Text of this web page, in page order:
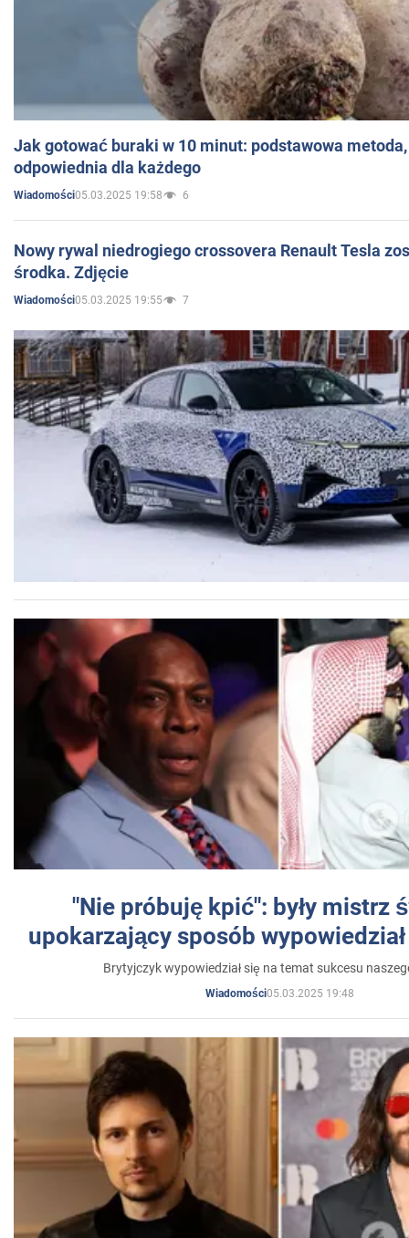
Jak gotować buraki w 10 minut: podstawowa
odpowiednia dla każdego
Wiadomości05.03.2025 19:58 6
Nowy rywal niedrogiego crossovera Renault Tesla
środka. Zdjęcie
Wiadomości05.03.2025 19:55 7
"Nie próbuję kpić": były mistrz
upokarzający sposób
Brytyjczyk wypowiedział się na temat sukcesu
Wiadomości05.03.2025 19:48